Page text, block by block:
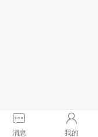
消息 我的